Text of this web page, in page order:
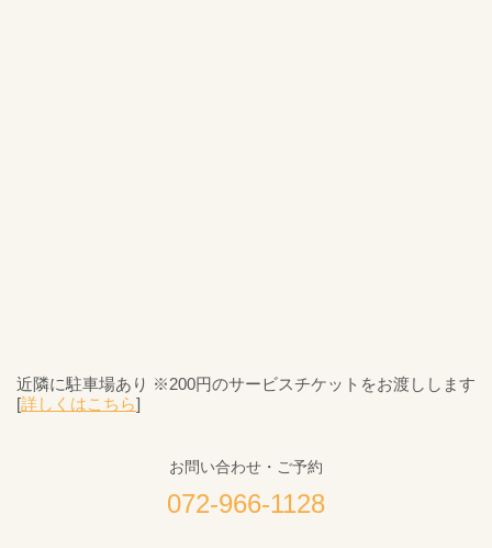
近隣に駐車場あり ※200円のサービスチケットをお渡しします
[詳しくはこちら]
お問い合わせ・ご予約
072-966-1128